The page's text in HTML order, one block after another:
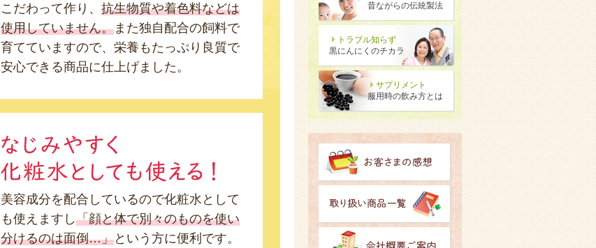
こだわって作り、 抗生物質や着色料などは
使用していません。また独自配合の飼料で
育てていますので、栄養もたっぷり良質で
安心できる商品に仕上げました。
美容成分を配合しているので化粧水として
も使えますし「顔と体で別々のものを使い
分けるのは面倒…」という方に便利です。
昔ながらの伝統製法
トラブル知らず
黒にんにくのチカラ
サプリメント
服用時の飲み方とは